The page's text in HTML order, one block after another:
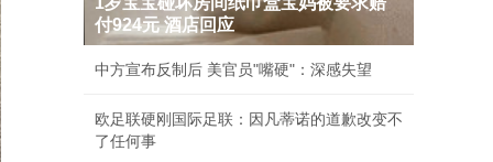
付924元 酒店回应
中方宣布反制后 美官员"嘴硬"：深感失望
欧足联硬刚国际足联：因凡蒂诺的道歉改变不
了任何事